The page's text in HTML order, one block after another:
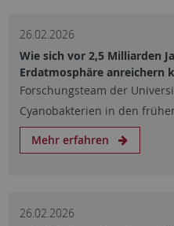
26.02.2026
Wie sich vor 2,5 Milliarden
Erdatmosphäre anreichern
Forschungsteam der
Cyanobakterien in den
Mehr erfahren
26.02.2026